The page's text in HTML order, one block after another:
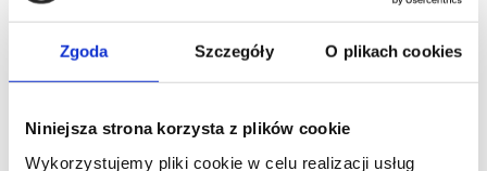
Zgoda Szczegóły O plikach cookies
Niniejsza strona korzysta z plików cookie
Wykorzystujemy pliki cookie w celu realizacji usług
bez nudy w GAK | 27.08, 19:00 -
20:00